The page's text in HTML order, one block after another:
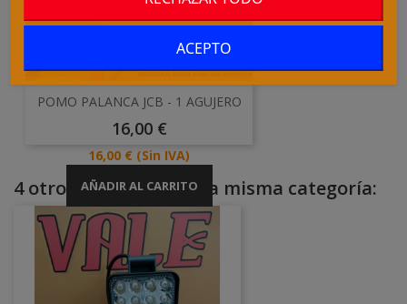
POMO PALANCA JCB - 1 AGUJERO
Precio
16,00 €
Precio
16,00 € (Sin IVA)
AÑADIR AL CARRITO
4 otros productos en la misma categoría:
ACEPTO